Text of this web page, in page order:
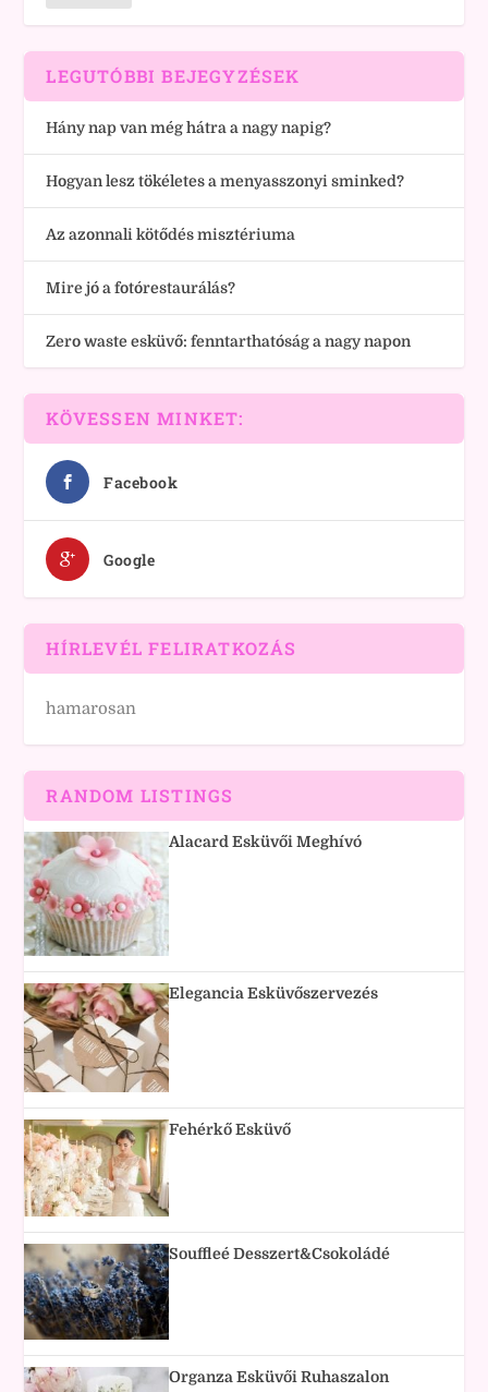
LEGUTÓBBI BEJEGYZÉSEK
Hány nap van még hátra a nagy napig?
Hogyan lesz tökéletes a menyasszonyi sminked?
Az azonnali kötődés misztériuma
Mire jó a fotórestaurálás?
Zero waste esküvő: fenntarthatóság a nagy napon
KÖVESSEN MINKET:
Facebook
Google
HÍRLEVÉL FELIRATKOZÁS
hamarosan
RANDOM LISTINGS
Alacard Esküvői Meghívó
Elegancia Esküvőszervezés
Fehérkő Esküvő
Souffleé Desszert&Csokoládé
Organza Esküvői Ruhaszalon